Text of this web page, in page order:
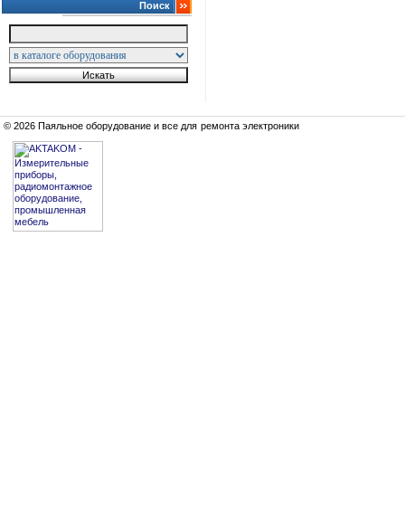
Поиск
© 2026 Паяльное оборудование и все для ремонта электроники